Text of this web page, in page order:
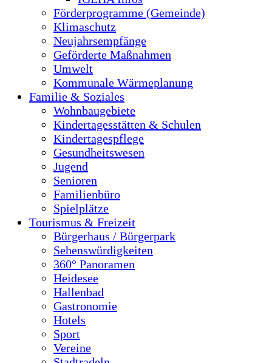
Förderprogramme (Gemeinde)
Klimaschutz
Neujahrsempfänge
Geförderte Maßnahmen
Umwelt
Kommunale Wärmeplanung
Familie & Soziales
Wohnbaugebiete
Kindertagesstätten & Schulen
Kindertagespflege
Gesundheitswesen
Jugend
Senioren
Familienbüro
Spielplätze
Tourismus & Freizeit
Bürgerhaus / Bürgerpark
Sehenswürdigkeiten
360° Panoramen
Heidesee
Hallenbad
Gastronomie
Hotels
Sport
Vereine